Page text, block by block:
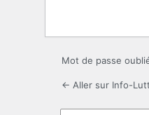
Mot de passe
← Aller sur Info-